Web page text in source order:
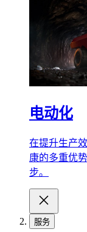
电动化
在提升生产
康的多重优
步。
服务